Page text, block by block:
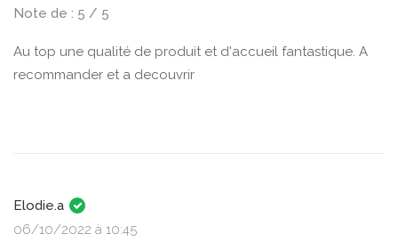
Note de : 5 / 5
Au top une qualité de produit et d'accueil fantastique. A
recommander et a decouvrir
Elodie.a
06/10/2022 à 10:45